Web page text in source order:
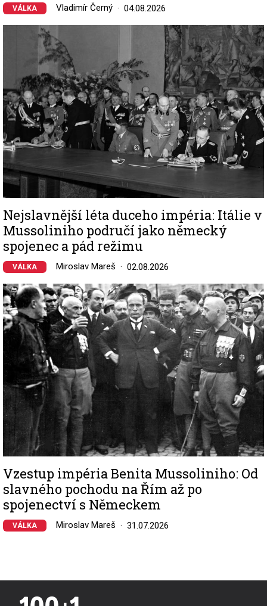
VÁLKA Vladimír Černý 04.08.2026
Nejslavnější léta duceho impéria: Itálie v
Mussoliniho područí jako německý
spojenec a pád režimu
VÁLKA Miroslav Mareš 02.08.2026
Image
Vzestup impéria Benita Mussoliniho: Od
slavného pochodu na Řím až po
spojenectví s Německem
VÁLKA Miroslav Mareš 31.07.2026